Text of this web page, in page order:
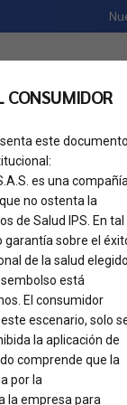
Frecuentes
CONSUMIDOR
este documento
es una compañía
no ostenta la
de Salud IPS. En tal
garantía sobre el
de la salud elegido
está
El consumidor
escenario, solo
la aplicación de
comprende que la
por la
la empresa para